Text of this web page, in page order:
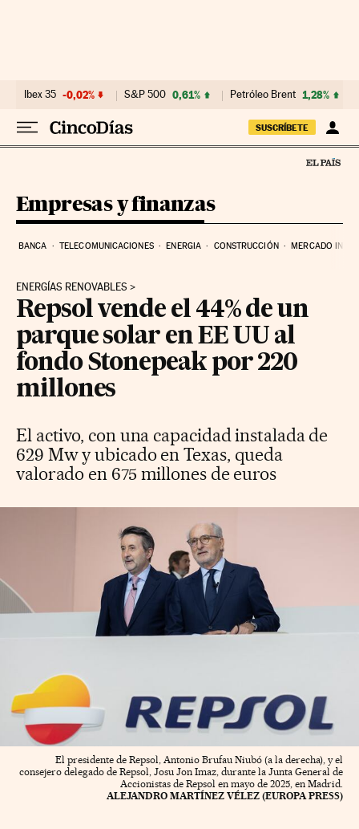
Ibex 35 -0,02% S&P 500 0,61% Petróleo Brent 1,28%
SUSCRÍBETE
Empresas y finanzas
BANCA TELECOMUNICACIONES ENERGIA CONSTRUCCIÓN MERCADO
ENERGÍAS RENOVABLES
Repsol vende el 44% de un
parque solar en EE UU al
fondo Stonepeak por 220
millones
El activo, con una capacidad instalada de
629 Mw y ubicado en Texas, queda
valorado en 675 millones de euros
El presidente de Repsol, Antonio Brufau Niubó (a la derecha), y el
consejero delegado de Repsol, Josu Jon Imaz, durante la Junta General de
Accionistas de Repsol en mayo de 2025, en Madrid.
ALEJANDRO MARTÍNEZ VÉLEZ (EUROPA PRESS)